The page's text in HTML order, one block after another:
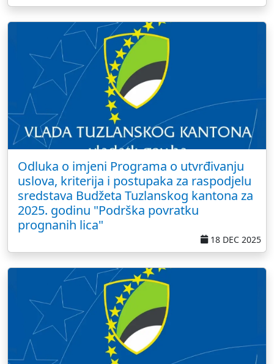
Odluka o imjeni Programa o utvrđivanju
uslova, kriterija i postupaka za raspodjelu
sredstava Budžeta Tuzlanskog kantona za
2025. godinu "Podrška povratku
prognanih lica"
18 DEC 2025